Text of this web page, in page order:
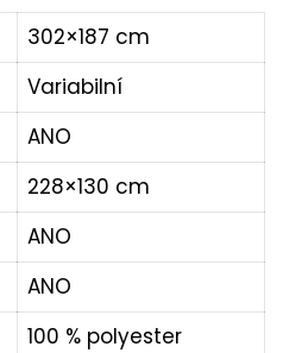
302×187 cm
Variabilní
ANO
228×130 cm
ANO
ANO
100 % polyester